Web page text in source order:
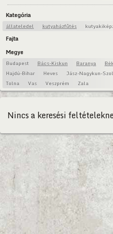
Kategória
állateledel kutyaházfűtés
Fajta
Megye
Budapest Bács-Kiskun Baranya
Hajdú-Bihar
Heves Jász-Nagykun-
Tolna
Vas Veszprém Zala
Nincs a keresési